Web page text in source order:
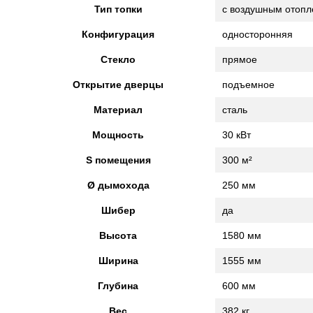
Тип топки с воздушным
Конфигурация односторонняя
Стекло прямое
Открытие дверцы подъемное
Материал сталь
Мощность 30 кВт
S помещения 300 м²
Ø дымохода 250 мм
Шибер да
Высота 1580 мм
Ширина 1555 мм
Глубина 600 мм